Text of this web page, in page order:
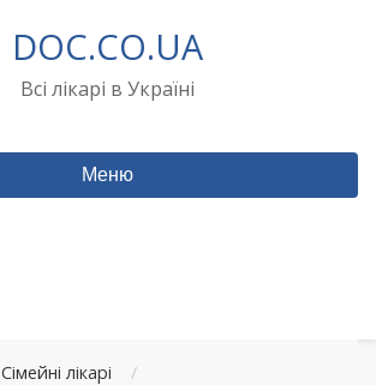
DOC.CO.UA
Всі лікарі в Україні
Меню
Сімейні лікарі
/